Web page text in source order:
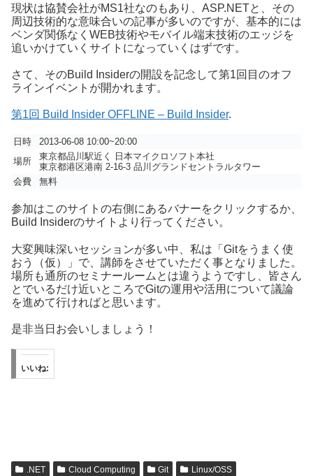
現状は協賛会社がMS1社なのもあり、ASP.NETと、その
周辺技術的な意味合いの記事が多いのですが、基本的には
ベンダ関係なくWEB技術やモバイル端末技術のエッジを
追いかけていくサイトになっていくはずです。
さて、そのBuild Insiderの開設を記念して第1回目のオフ
ラインイベントが開かれます。
第1回 Build Insider OFFLINE – Build Insider.
日時
2013-06-08 10:00~20:00
場所
東京都品川駅近く 日本マイクロソフト本社
東京都港区港南 2-16-3 品川グランドセントラルタワー
会費
無料
参加はこのサイトの右側にあるバナーをクリックするか、
Build Insiderのサイトより行ってください。
大変興味深いセッションが多い中、私は「Gitをうまく使
おう（仮）」で、講師をさせていただく事となりました。
場所も通所のセミナールームとは違うようですし、皆さん
とでいるだけ近いところでGitの運用や活用について議論
を進めて行ければと思います。
是非当日お会いしましょう！
いいね:
.NET Cloud Computing Git
Linux/OSS